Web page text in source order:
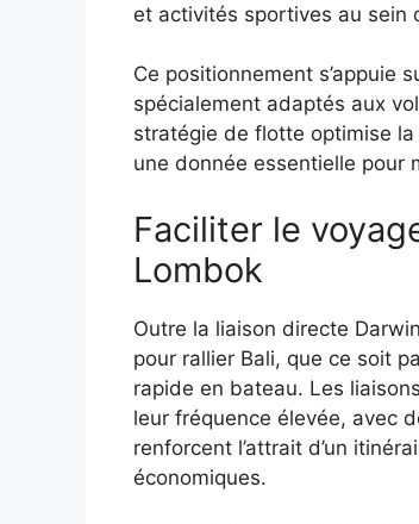
et activités sportives au sein
Ce positionnement s’appuie
spécialement adaptés aux
stratégie de flotte optimise
une donnée essentielle pour
Faciliter le
Lombok
Outre la liaison directe
pour rallier Bali, que ce soit
rapide en bateau. Les
leur fréquence élevée, avec
renforcent l’attrait d’un
économiques.